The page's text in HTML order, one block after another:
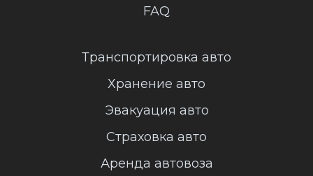
FAQ
Транспортировка авто
Хранение авто
Эвакуация авто
Страховка авто
Аренда автовоза